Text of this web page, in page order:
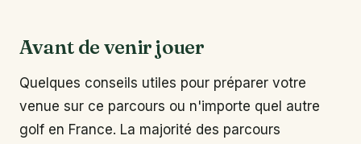
Avant de venir jouer
Quelques conseils utiles pour préparer votre
venue sur ce parcours ou n'importe quel autre
golf en France. La majorité des parcours